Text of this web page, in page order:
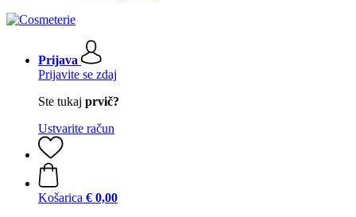
Prijava
Prijavite se zdaj
Ste tukaj prvič?
Ustvarite račun
Košarica € 0,00